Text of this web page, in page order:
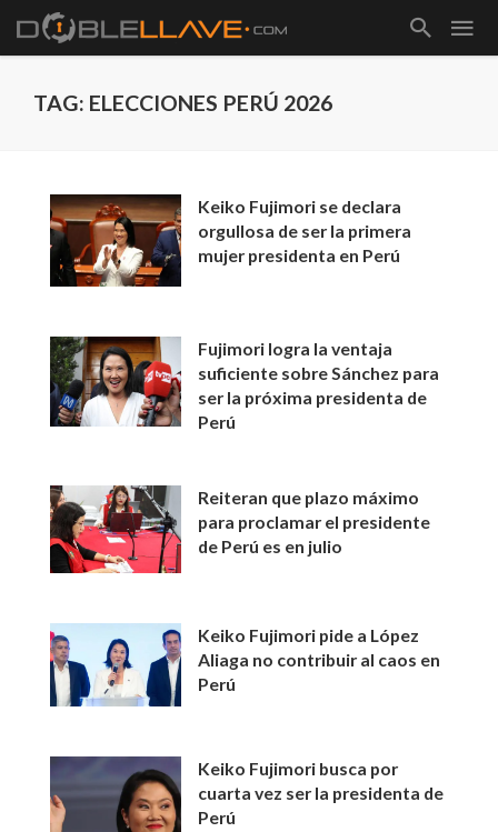
TAG: ELECCIONES PERÚ 2026
Keiko Fujimori se declara
orgullosa de ser la primera
mujer presidenta en Perú
Fujimori logra la ventaja
suficiente sobre Sánchez para
ser la próxima presidenta de
Perú
Reiteran que plazo máximo
para proclamar el presidente
de Perú es en julio
Keiko Fujimori pide a López
Aliaga no contribuir al caos en
Perú
Keiko Fujimori busca por
cuarta vez ser la presidenta de
Perú